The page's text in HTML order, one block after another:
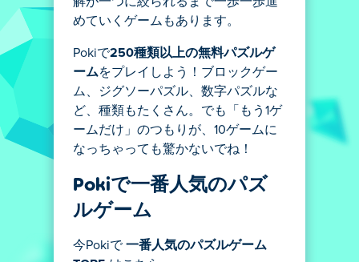
めていくゲームもあります。
Pokiで250種類以上の無料パズルゲ
ームをプレイしよう！ブロックゲー
ム、ジグソーパズル、数字パズルな
ど、種類もたくさん。でも「もう1ゲ
ームだけ」のつもりが、10ゲームに
なっちゃっても驚かないでね！
Pokiで一番人気のパズ
ルゲーム
今Pokiで一番人気のパズルゲーム